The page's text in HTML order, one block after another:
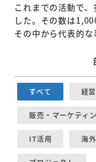
これまでの活動で
した。その数は
その中から代表的な
すべて 経
販売・マーケティ
IT活用 海